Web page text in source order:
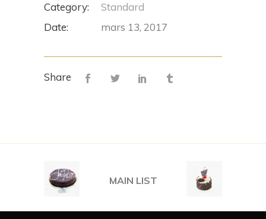
Category:
Standard
Date:
mars 13, 2017
Share
MAIN LIST